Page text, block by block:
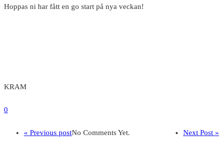
Hoppas ni har fått en go start på nya veckan!
KRAM
0
« Previous post Next Post »
No Comments Yet.